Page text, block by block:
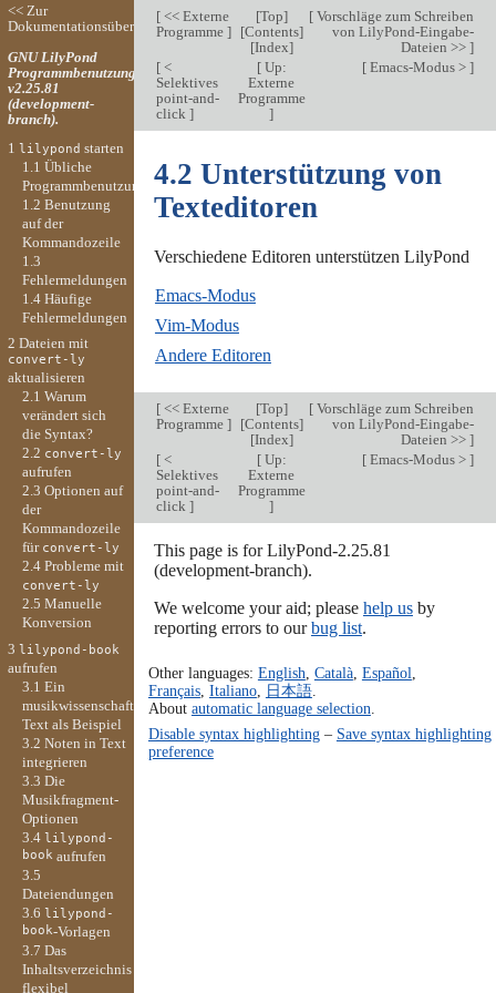
[<< Externe
Programme ]
[Top]
[Contents]
[Index]
[Vorschläge zum Schreiben
von LilyPond-Eingabe-
Dateien >> ]
[<
Selektives
point-and-
click ]
[Up:
Externe
Programme
]
[Emacs-Modus > ]
4.2 Unterstützung von
Texteditoren
Verschiedene Editoren unterstützen LilyPond
Emacs-Modus
Vim-Modus
Andere Editoren
[<< Externe
Programme ]
[Top]
[Contents]
[Index]
[Vorschläge zum Schreiben
von LilyPond-Eingabe-
Dateien >> ]
[<
Selektives
point-and-
click ]
[Up:
Externe
Programme
]
[Emacs-Modus > ]
This page is for LilyPond-2.25.81
(development-branch).
We welcome your aid; please help usby
reporting errors to ourbug list.
Other languages: English Català, Español
Français, Italiano, 日本語.
About automatic language selection
Disable syntax highlighting– Save syntax highlighting
preference
<< Zur
Dokumentationsübersicht
GNU LilyPond
Programmbenutzung
v2.25.81
(development-
branch).
1 lilypond starten
1.1 Übliche
Programmbenutzung
1.2 Benutzung
auf der
Kommandozeile
1.3
Fehlermeldungen
1.4 Häufige
Fehlermeldungen
2 Dateien mit
convert-ly
aktualisieren
2.1 Warum
verändert sich
die Syntax?
2.2 convert-ly
aufrufen
2.3 Optionen auf
der
Kommandozeile
für convert-ly
2.4 Probleme mit
convert-ly
2.5 Manuelle
Konversion
3 lilypond-book
aufrufen
3.1 Ein
musikwissenschaftlicher
Text als Beispiel
3.2 Noten in Text
integrieren
3.3 Die
Musikfragment-
Optionen
3.4 lilypond-
bookaufrufen
3.5
Dateiendungen
3.6 lilypond-
book-Vorlagen
3.7 Das
Inhaltsverzeichnis
flexibel